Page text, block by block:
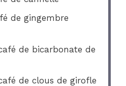
de gingembre
de bicarbonate de
de clous de girofle